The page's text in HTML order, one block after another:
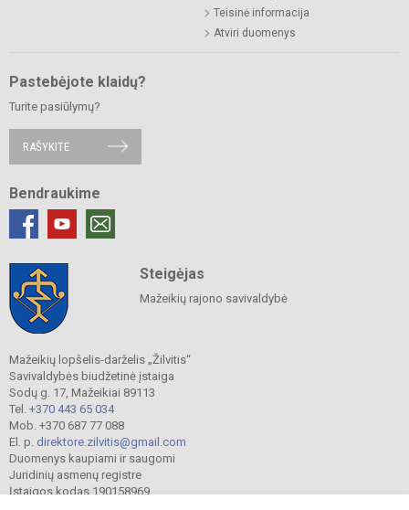
Teisinė informacija
Atviri duomenys
Pastebėjote klaidų?
Turite pasiūlymų?
RAŠYKITE
Bendraukime
Steigėjas
Mažeikių rajono savivaldybė
Mažeikių lopšelis-darželis „Žilvitis“
Savivaldybės biudžetinė įstaiga
Sodų g. 17, Mažeikiai 89113
Tel. +370 443 65 034
Mob. +370 687 77 088
El. p. direktore.zilvitis@gmail.com
Duomenys kaupiami ir saugomi
Juridinių asmenų registre
Įstaigos kodas 190158969